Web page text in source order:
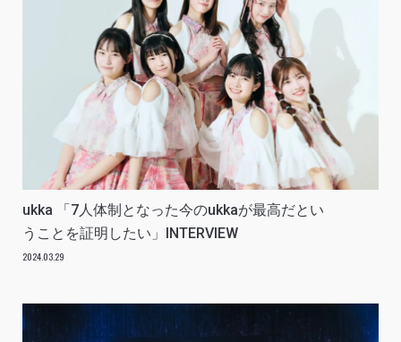
ukka 「7人体制となった今のukkaが最高だとい
うことを証明したい」INTERVIEW
2024.03.29